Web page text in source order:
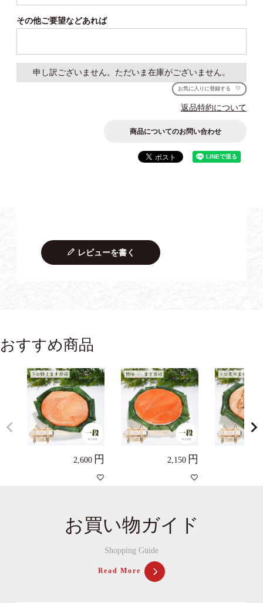
須)
その他ご要望などあれば
申し訳ございません。ただいま在庫がございません。
お気に入りに登録する
返品特約について
商品についてのお問い合わせ
レビューを書く
おすすめ商品
2,600 2,150
お買い物ガイド
Shopping Guide
Read More